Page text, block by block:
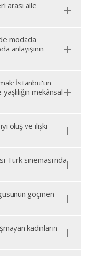
arası aile
modada
anlayışının
İstanbul'un
mekânsal
oluş ve ilişki
Türk sineması'nda
göçmen
kadınların